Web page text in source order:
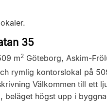
35
m2 Göteborg, Askim-
rymlig kontorslokal på
Välkommen till ett
beläget högst upp i